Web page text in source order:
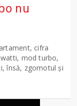
nu
cifra
mod turbo,
însă, zgomotul și